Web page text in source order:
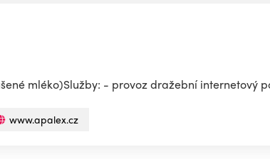
mléko)Služby: - provoz dražební internetový
www.apalex.cz